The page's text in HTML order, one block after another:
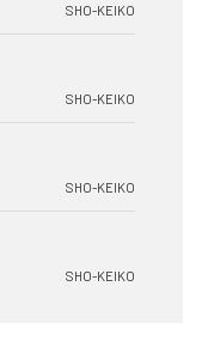
SHO-KEIKO
SHO-KEIKO
SHO-KEIKO
SHO-KEIKO